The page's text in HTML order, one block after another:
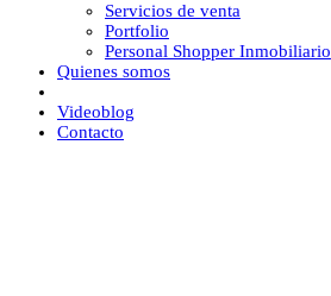
Servicios de venta
Portfolio
Personal Shopper Inmobiliario
Quienes somos
Videoblog
Contacto